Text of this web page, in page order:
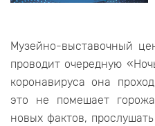
Музейно-выставочный
проводит очередную
коронавируса она
это не помешает
новых фактов,